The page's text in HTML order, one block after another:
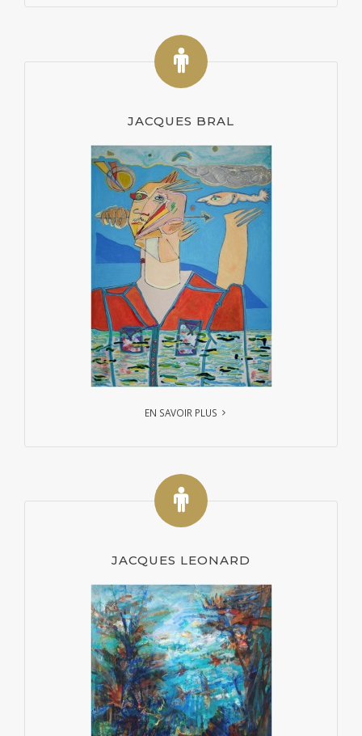
JACQUES BRAL
EN SAVOIR PLUS
JACQUES LEONARD